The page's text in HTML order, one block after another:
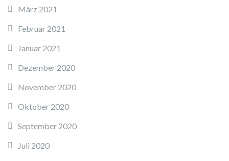
März 2021
Februar 2021
Januar 2021
Dezember 2020
November 2020
Oktober 2020
September 2020
Juli 2020